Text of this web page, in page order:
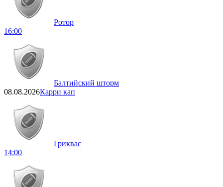
Ротор
16:00
Балтийский шторм
08.08.2026Карри кап
Гриквас
14:00